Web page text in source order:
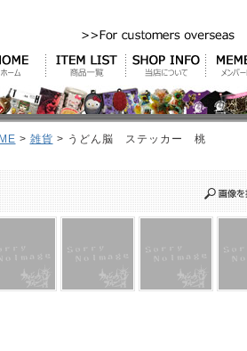
> 雑貨 > うどん脳 ステッカー 桃